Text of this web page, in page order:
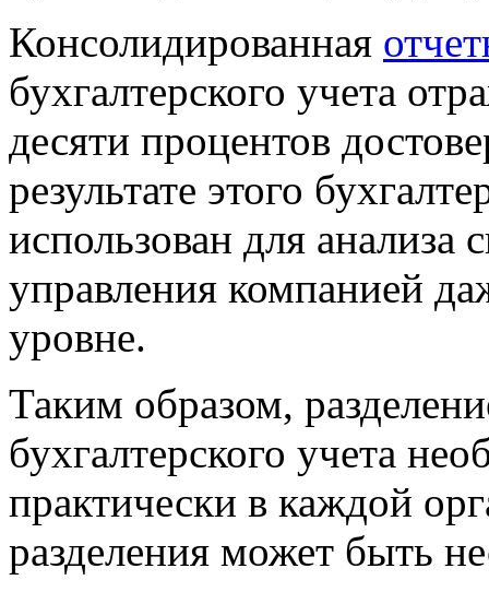
Консолидированная
бухгалтерского учета
десяти процентов
результате этого
использован для анализа
управления компанией
уровне.
Таким образом,
бухгалтерского учета
практически в каждой
разделения может быть